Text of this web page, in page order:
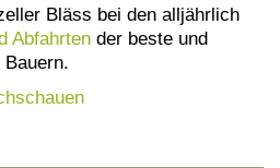
Bläss bei den alljährlich
Abfahrten der beste und